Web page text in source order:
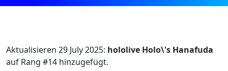
Aktualisieren 29 July 2025: hololive Holo\'s Hanafuda
auf Rang #14 hinzugefügt.